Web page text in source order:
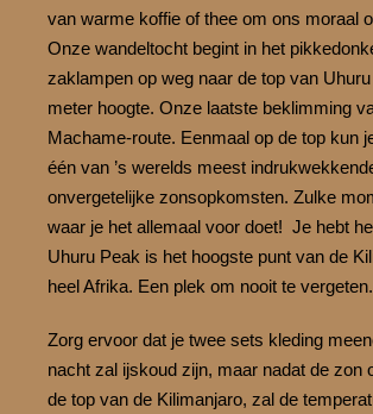
van warme koffie of thee om ons moraal
Onze wandeltocht begint in het
zaklampen op weg naar de top van
meter hoogte. Onze laatste beklimming
Machame-route. Eenmaal op de top kun
één van ’s werelds meest
onvergetelijke zonsopkomsten. Zulke
waar je het allemaal voor doet! Je hebt
Uhuru Peak is het hoogste punt van de
heel Afrika. Een plek om nooit te vergeten.
Zorg ervoor dat je twee sets kleding
nacht zal ijskoud zijn, maar nadat de zon
de top van de Kilimanjaro, zal de